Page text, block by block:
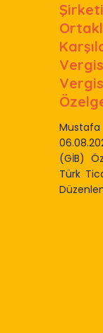
(GİB)
Türk